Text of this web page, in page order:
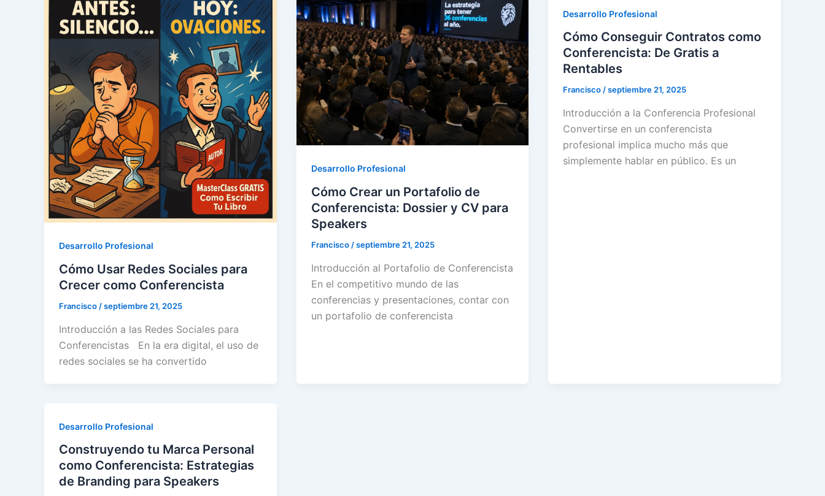
Desarrollo Profesional
Cómo Usar Redes Sociales para
Crecer como Conferencista
Francisco /septiembre 21, 2025
Introducción a las Redes Sociales para
Conferencistas En la era digital, el uso de
redes sociales se ha convertido
Desarrollo Profesional
Cómo Crear un Portafolio de
Conferencista: Dossier y CV para
Speakers
Francisco /septiembre 21, 2025
Introducción al Portafolio de Conferencista
En el competitivo mundo de las
conferencias y presentaciones, contar con
un portafolio de conferencista
Desarrollo Profesional
Cómo Conseguir Contratos como
Conferencista: De Gratis a
Rentables
Francisco/septiembre 21, 2025
Introducción a la Conferencia Profesional
Convertirse en un conferencista
profesional implica mucho más que
simplemente hablar en público. Es un
Desarrollo Profesional
Construyendo tu Marca Personal
como Conferencista: Estrategias
de Branding para Speakers